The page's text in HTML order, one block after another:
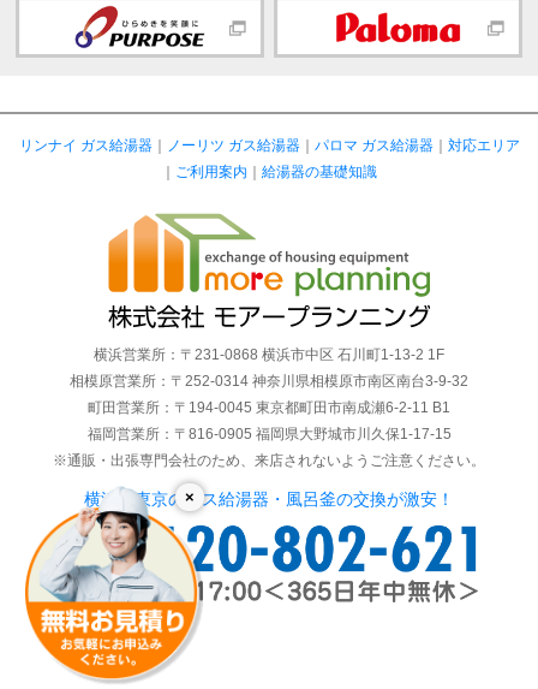
×
リンナイ ガス給湯器｜ ノーリツ ガス給湯器｜ パロマ ガス給湯器｜ 対応エリア
ご利用案内 給湯器の基礎知識
横浜営業所：〒231-0868 横浜市中区 石川町1-13-2 1F
相模原営業所：〒252-0314 神奈川県相模原市南区南台3-9-32
町田営業所：〒194-0045 東京都町田市南成瀬6-2-11 B1
福岡営業所：〒816-0905 福岡県大野城市川久保1-17-15
※通販・出張専門会社のため、来店されないようご注意ください。
横浜・東京のガス給湯器・風呂釜の交換が激安！